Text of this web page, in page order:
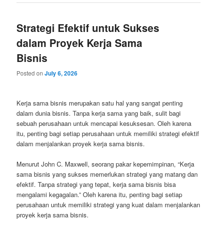
Strategi Efektif untuk Sukses
dalam Proyek Kerja Sama
Bisnis
Posted onJuly 6, 2026
Kerja sama bisnis merupakan satu hal yang sangat penting
dalam dunia bisnis. Tanpa kerja sama yang baik, sulit bagi
sebuah perusahaan untuk mencapai kesuksesan. Oleh karena
itu, penting bagi setiap perusahaan untuk memiliki strategi efektif
dalam menjalankan proyek kerja sama bisnis.
Menurut John C. Maxwell, seorang pakar kepemimpinan, “Kerja
sama bisnis yang sukses memerlukan strategi yang matang dan
efektif. Tanpa strategi yang tepat, kerja sama bisnis bisa
mengalami kegagalan.” Oleh karena itu, penting bagi setiap
perusahaan untuk memiliki strategi yang kuat dalam menjalankan
proyek kerja sama bisnis.